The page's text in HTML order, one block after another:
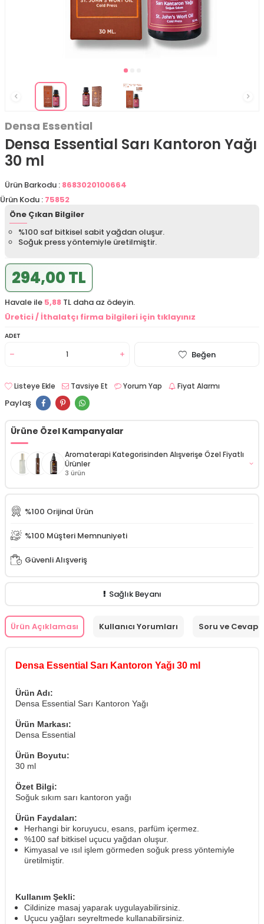
Densa Essential
Densa Essential Sarı Kantoron Yağı
30 ml
Ürün Barkodu : 8683020100664
Ürün Kodu : 75852
Öne Çıkan Bilgiler
%100 saf bitkisel sabit yağdan oluşur.
Soğuk press yöntemiyle üretilmiştir.
294,00 TL
Havale ile 5,88 TL daha az ödeyin.
Üretici / İthalatçı firma bilgileri için tıklayınız
ADET
Beğen
Listeye Ekle Tavsiye Et Yorum Yap Fiyat Alarmı
Paylaş
Ürüne Özel Kampanyalar
Aromaterapi Kategorisinden Alışverişe Özel Fiyatlı
Ürünler
3 ürün
From Natura Lavanta Suyu 140 ml
From Natura Jojoba Gece Serumu 30 ml
%100 Orijinal Ürün
%100 Müşteri Memnuniyeti
Güvenli Alışveriş
Sağlık Beyanı
Ürün Açıklaması Kullanıcı Yorumları Soru ve Cevap
Densa Essential Sarı Kantoron Yağı 30 ml
Ürün Adı:
Densa Essential Sarı Kantoron Yağı
Ürün Markası:
Densa Essential
Ürün Boyutu:
30 ml
Özet Bilgi:
Soğuk sıkım sarı kantoron yağı
Ürün Faydaları:
Herhangi bir koruyucu, esans, parfüm içermez.
%100 saf bitkisel uçucu yağdan oluşur.
Kimyasal ve ısıl işlem görmeden soğuk press yöntemiyle
üretilmiştir.
Kullanım Şekli:
Cildinize masaj yaparak uygulayabilirsiniz.
Uçucu yağları seyreltmede kullanabilirsiniz.